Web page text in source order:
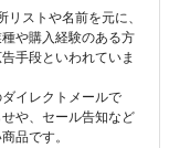
リストや名前を元に、
や購入経験のある方
手段といわれていま
イレクトメールで
や、セール告知など
品です。